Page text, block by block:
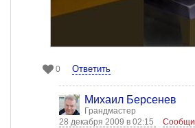
0 Ответить
Михаил Берсенев
Грандмастер
28 декабря 2009 в 02:15